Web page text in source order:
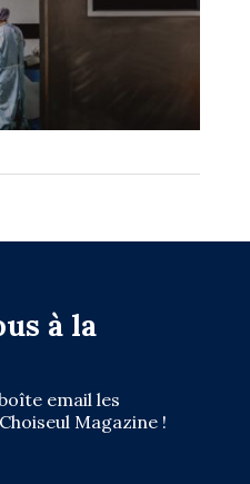
à la
email les
Magazine !